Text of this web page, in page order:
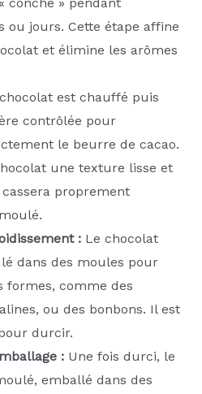
ou jours. Cette étape affine
et élimine les arômes
est chauffé puis
contrôlée pour
le beurre de cacao.
une texture lisse et
proprement
: Le chocolat
dans des moules pour
formes, comme des
ou des bonbons. Il est
durcir.
: Une fois durci, le
emballé dans des